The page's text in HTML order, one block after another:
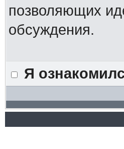
позволяющих
обсуждения.
Я